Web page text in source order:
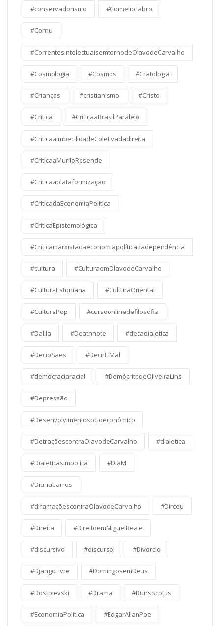
#conservadorismo #CornelioFabro
#Cornu
#CorrentesIntelectuaisemtornodeOlavodeCarvalho
#Cosmologia #Cosmos #Cratologia
#Crianças #cristianismo #Cristo
#Critica #CríticaaBrasilParalelo
#CriticaaImbecilidadeColetivadadireita
#CríticaaMuriloResende
#Criticaaplataformização
#CríticadaEconomiaPolítica
#CríticaEpistemológica
#Críticamarxistadaeconomiapolíticadadependência
#cultura #CulturaemOlavodeCarvalho
#CulturaEstoniana #CulturaOriental
#CulturaPop #cursoonlinedefilosofia
#Dalila #Deathnote #decadialetica
#DecioSaes #DecirElMal
#democraciaracial #DemócritodeOliveiraLins
#Depressão
#Desenvolvimentosocioeconômico
#DetraçõescontraOlavodeCarvalho #dialetica
#Dialeticasimbolica #DiaM
#Dianabarros
#difamaçõescontraOlavodeCarvalho #Dirceu
#Direita #DireitoemMiguelReale
#discursivo #discurso #Divorcio
#DjangoLivre #DomingosemDeus
#Dostoievski #Drama #DunsScotus
#EconomiaPolítica #EdgarAllanPoe